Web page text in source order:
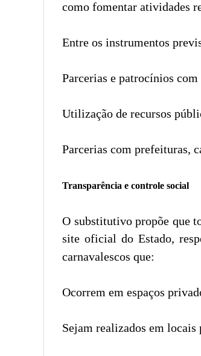
como fomentar atividades
Entre os instrumentos
Parcerias e patrocínios
Utilização de recursos
Parcerias com prefeituras,
Transparência e controle social
O substitutivo propõe que
site oficial do Estado,
carnavalescos que:
Ocorrem em espaços
Sejam realizados em